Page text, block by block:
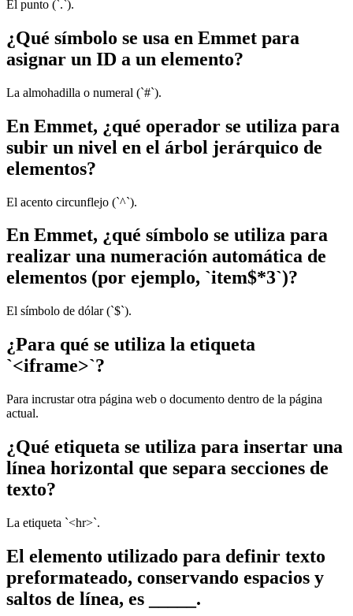
El punto (`.`).
¿Qué símbolo se usa en Emmet para
asignar un ID a un elemento?
La almohadilla o numeral (`#`).
En Emmet, ¿qué operador se utiliza para
subir un nivel en el árbol jerárquico de
elementos?
El acento circunflejo (`^`).
En Emmet, ¿qué símbolo se utiliza para
realizar una numeración automática de
elementos (por ejemplo, `item$*3`)?
El símbolo de dólar (`$`).
¿Para qué se utiliza la etiqueta
`<iframe>`?
Para incrustar otra página web o documento dentro de la página
actual.
¿Qué etiqueta se utiliza para insertar una
línea horizontal que separa secciones de
texto?
La etiqueta `<hr>`.
El elemento utilizado para definir texto
preformateado, conservando espacios y
saltos de línea, es _____.